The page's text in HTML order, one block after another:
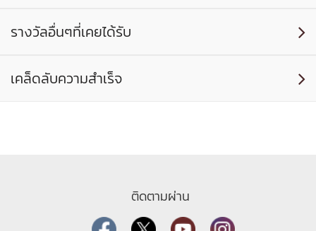
รางวัลอื่นๆที่เคยได้รับ 
เคล็ดลับความสำเร็จ 
ติดตามผ่าน